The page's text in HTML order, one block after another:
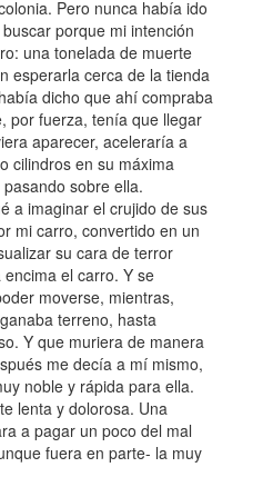
Pero nunca había ido
porque mi intención
una tonelada de muerte
esperarla cerca de la tienda
dicho que ahí compraba
por fuerza, tenía que llegar
aparecer, aceleraría a
cilindros en su máxima
sobre ella.
a imaginar el crujido de sus
mi carro, convertido en un
su cara de terror
el carro. Y se
moverse, mientras,
terreno, hasta
Y que muriera de manera
me decía a mí mismo,
noble y rápida para ella.
lenta y dolorosa. Una
a pagar un poco del mal
fuera en parte- la muy